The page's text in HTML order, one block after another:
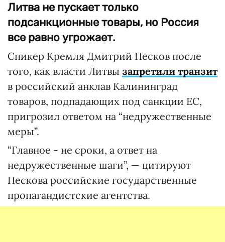
Литва не пускает только
подсанкционные товары, но Россия
все равно угрожает.
Спикер Кремля Дмитрий Песков после
того, как власти Литвы запретили транзит
в российский анклав Калининград
товаров, подпадающих под санкции ЕС,
пригрозил ответом на “недружественные
меры”.
“Главное - не сроки, а ответ на
недружественные шаги”, — цитируют
Пескова российские государственные
пропагандистские агентства.